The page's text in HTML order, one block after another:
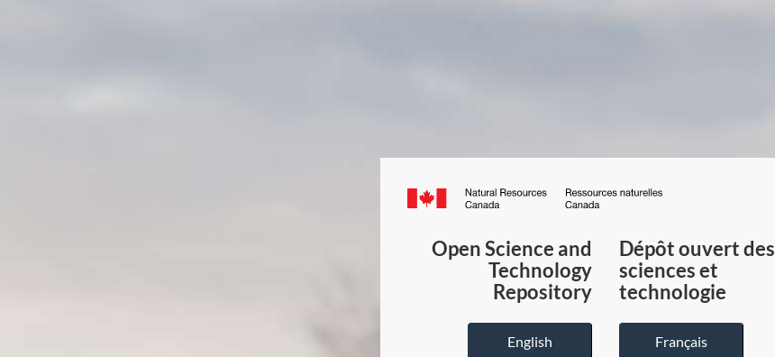
Canada.ca
du
Canada
Open Science and
Technology
Repository
English
Dépôt ouvert des
sciences et
technologie
Français